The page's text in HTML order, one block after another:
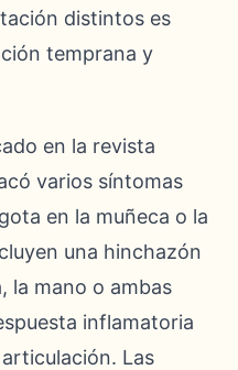
distintos es
temprana y
en la revista
varios síntomas
en la muñeca o la
una hinchazón
la mano o ambas
inflamatoria
Las